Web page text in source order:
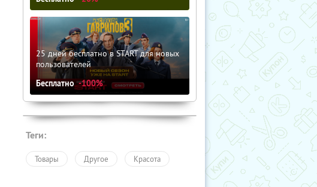
25 дней бесплатно в START для новых
пользователей
Бесплатно -100%
Теги:
Товары Другое Красота